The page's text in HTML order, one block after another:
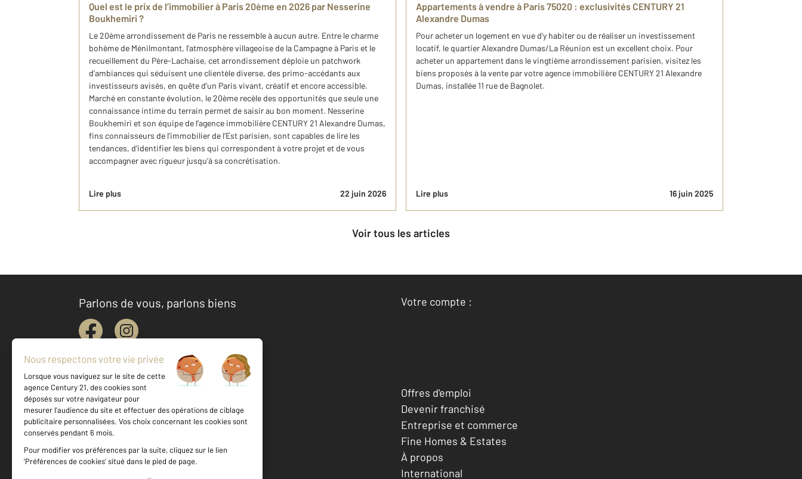
Quel est le prix de l’immobilier à Paris 20ème en 2026 par Nesserine
Boukhemiri ?
Le 20ème arrondissement de Paris ne ressemble à aucun autre. Entre le charme
bohème de Ménilmontant, l’atmosphère villageoise de la Campagne à Paris et le
recueillement du Père-Lachaise, cet arrondissement déploie un patchwork
d’ambiances qui séduisent une clientèle diverse, des primo-accédants aux
investisseurs avisés, en quête d’un Paris vivant, créatif et encore accessible.
Marché en constante évolution, le 20ème recèle des opportunités que seule une
connaissance intime du terrain permet de saisir au bon moment. Nesserine
Boukhemiri et son équipe de l’agence immobilière CENTURY 21 Alexandre Dumas,
fins connaisseurs de l’immobilier de l’Est parisien, sont capables de lire les
tendances, d’identifier les biens qui correspondent à votre projet et de vous
accompagner avec rigueur jusqu’à sa concrétisation.
Lire plus 22 juin 2026
Appartements à vendre à Paris 75020 : exclusivités CENTURY 21
Alexandre Dumas
Pour acheter un logement en vue d'y habiter ou de réaliser un investissement
locatif, le quartier Alexandre Dumas/La Réunion est un excellent choix. Pour
acheter un appartement dans le vingtième arrondissement parisien, visitez les
biens proposés à la vente par votre agence immobilière CENTURY 21 Alexandre
Dumas, installée 11 rue de Bagnolet.
Lire plus 16 juin 2025
Voir tous les articles
Parlons de vous, parlons biens
Votre compte :
Accéder à mon compte
Votre agence est notée
Achat
Location
Offres d'emploi
Devenir franchisé
Entreprise et commerce
Fine Homes & Estates
À propos
International